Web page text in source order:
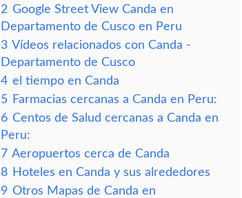
2 Google Street View Canda en
Departamento de Cusco en Peru
3 Vídeos relacionados con Canda -
Departamento de Cusco
4 el tiempo en Canda
5 Farmacias cercanas a Canda en Peru:
6 Centos de Salud cercanas a Canda en
Peru:
7 Aeropuertos cerca de Canda
8 Hoteles en Canda y sus alrededores
9 Otros Mapas de Canda en